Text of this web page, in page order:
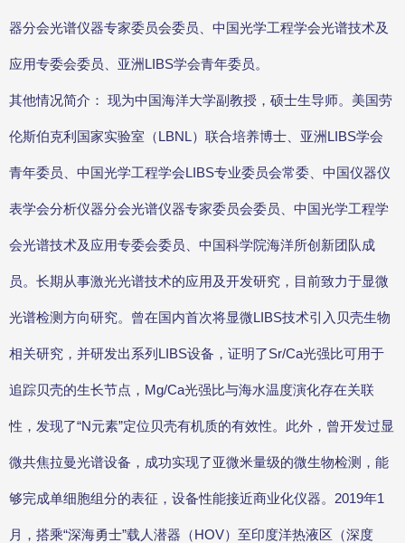
器分会光谱仪器专家委员会委员、中国光学工程学会光谱技术及
应用专委会委员、亚洲LIBS学会青年委员。
其他情况简介： 现为中国海洋大学副教授，硕士生导师。美国劳
伦斯伯克利国家实验室（LBNL）联合培养博士、亚洲LIBS学会
青年委员、中国光学工程学会LIBS专业委员会常委、中国仪器仪
表学会分析仪器分会光谱仪器专家委员会委员、中国光学工程学
会光谱技术及应用专委会委员、中国科学院海洋所创新团队成
员。长期从事激光光谱技术的应用及开发研究，目前致力于显微
光谱检测方向研究。曾在国内首次将显微LIBS技术引入贝壳生物
相关研究，并研发出系列LIBS设备，证明了Sr/Ca光强比可用于
追踪贝壳的生长节点，Mg/Ca光强比与海水温度演化存在关联
性，发现了“N元素”定位贝壳有机质的有效性。此外，曾开发过显
微共焦拉曼光谱设备，成功实现了亚微米量级的微生物检测，能
够完成单细胞组分的表征，设备性能接近商业化仪器。2019年1
月，搭乘“深海勇士”载人潜器（HOV）至印度洋热液区（深度